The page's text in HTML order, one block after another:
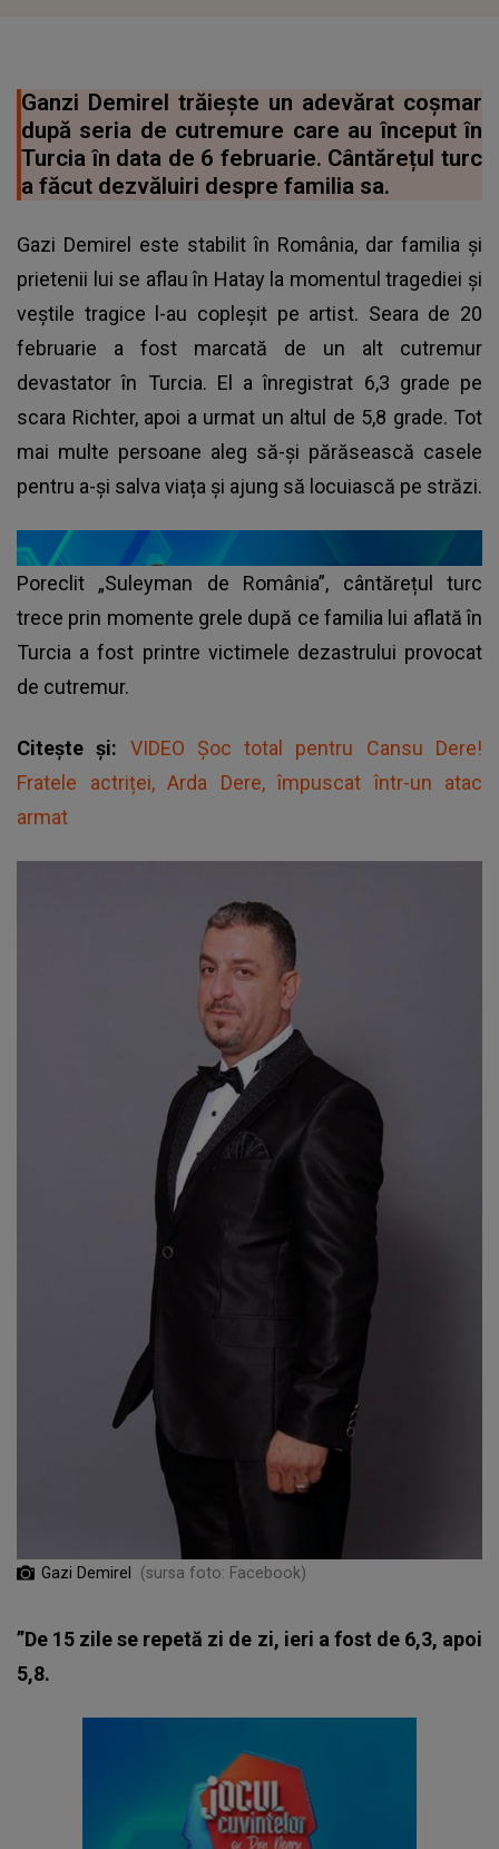
Ganzi Demirel trăiește un adevărat coșmar
după seria de cutremure care au început în
Turcia în data de 6 februarie. Cântărețul turc
a făcut dezvăluiri despre familia sa.
Gazi Demirel este stabilit în România, dar familia și
prietenii lui se aflau în Hatay la momentul tragediei și
veștile tragice l-au copleșit pe artist. Seara de 20
februarie a fost marcată de un alt cutremur
devastator în Turcia. El a înregistrat 6,3 grade pe
scara Richter, apoi a urmat un altul de 5,8 grade. Tot
mai multe persoane aleg să-și părăsească casele
pentru a-și salva viața și ajung să locuiască pe străzi.
Poreclit „Suleyman de România”, cântărețul turc
trece prin momente grele după ce familia lui aflată în
Turcia a fost printre victimele dezastrului provocat
de cutremur.
Citește și: VIDEO Șoc total pentru Cansu Dere!
Fratele actriței, Arda Dere, împuscat într-un atac
armat
Gazi Demirel (sursa foto: Facebook)
”De 15 zile se repetă zi de zi, ieri a fost de 6,3, apoi
5,8.